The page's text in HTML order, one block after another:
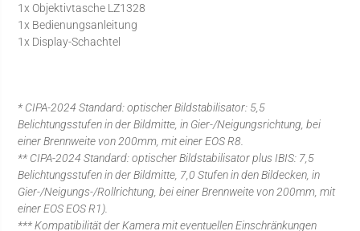
1x Objektivtasche LZ1328
1x Bedienungsanleitung
1x Display-Schachtel
* CIPA-2024 Standard: optischer Bildstabilisator: 5,5
Belichtungsstufen in der Bildmitte, in Gier-/Neigungsrichtung, bei
einer Brennweite von 200mm, mit einer EOS R8.
** CIPA-2024 Standard: optischer Bildstabilisator plus IBIS: 7,5
Belichtungsstufen in der Bildmitte, 7,0 Stufen in den Bildecken, in
Gier-/Neigungs-/Rollrichtung, bei einer Brennweite von 200mm, mit
einer EOS EOS R1).
*** Kompatibilität der Kamera mit eventuellen Einschränkungen